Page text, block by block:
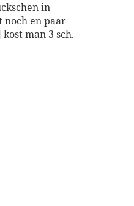
in
noch en paar
kost man 3 sch.